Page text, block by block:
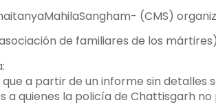
(CMS)
de familiares de los
a partir de un informe sin
a quienes la policía de Chattisgarh